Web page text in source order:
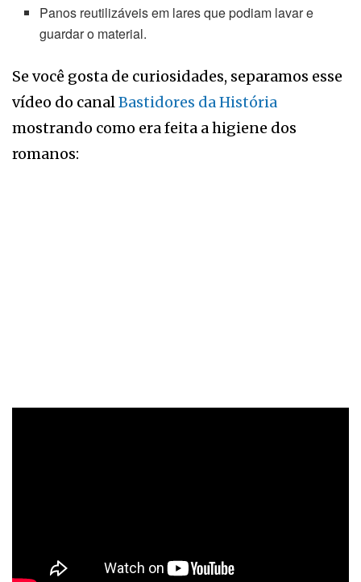
Panos reutilizáveis em lares que podiam lavar e
guardar o material.
Se você gosta de curiosidades, separamos esse
vídeo do canalBastidores da História
mostrando como era feita a higiene dos
romanos: